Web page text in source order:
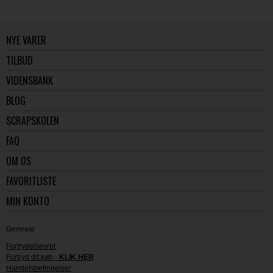
NYE VARER
TILBUD
VIDENSBANK
BLOG
SCRAPSKOLEN
FAQ
OM OS
FAVORITLISTE
MIN KONTO
Genveje
Fortrydelsesret
Fortryd dit køb - KLIK HER
Handelsbetingelser